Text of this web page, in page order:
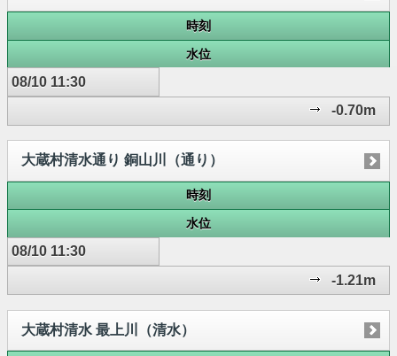
時刻
水位
08/10 11:30
-0.70m
大蔵村清水通り 銅山川（通り）
時刻
水位
08/10 11:30
-1.21m
大蔵村清水 最上川（清水）